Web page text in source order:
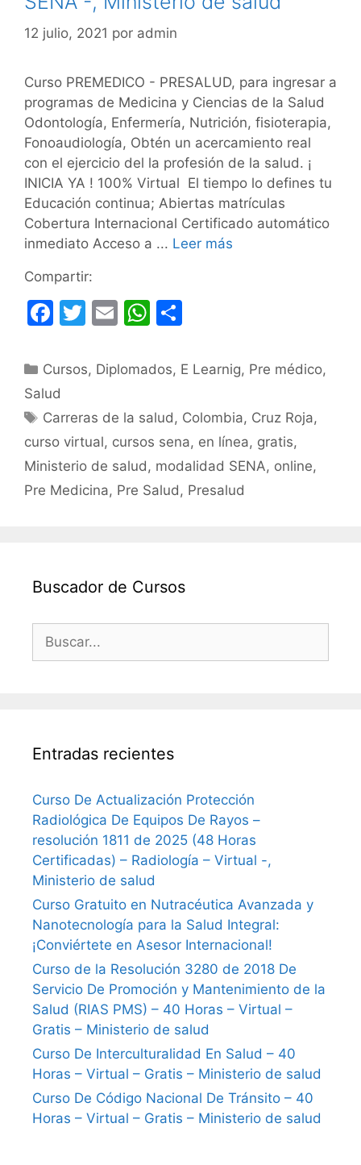
12 julio, 2021 por admin
Curso PREMEDICO - PRESALUD, para ingresar a
programas de Medicina y Ciencias de la Salud
Odontología, Enfermería, Nutrición, fisioterapia,
Fonoaudiología, Obtén un acercamiento real
con el ejercicio del la profesión de la salud. ¡
INICIA YA ! 100% Virtual El tiempo lo defines tu
Educación continua; Abiertas matrículas
Cobertura Internacional Certificado automático
inmediato Acceso a ... Leer más
Compartir:
F
c
e
b
o
o
k
T
itt
E
ai
W
at
A
p
p
m
ar
tir
Categorías
Cursos, Diplomados, E Learnig, Pre médico,
Salud
Etiquetas
Carreras de la salud , Colombia, Cruz Roja,
curso virtual, cursos sena, en línea, gratis,
Ministerio de salud , modalidad SENA, online,
Pre Medicina, Pre Salud , Presalud
Buscador de Cursos
Entradas recientes
Curso De Actualización Protección
Radiológica De Equipos De Rayos –
resolución 1811 de 2025 (48 Horas
Certificadas) – Radiología – Virtual -,
Ministerio de salud
Curso Gratuito en Nutracéutica Avanzada y
Nanotecnología para la Salud Integral:
¡Conviértete en Asesor Internacional!
Curso de la Resolución 3280 de 2018 De
Servicio De Promoción y Mantenimiento de la
Salud (RIAS PMS) – 40 Horas – Virtual –
Gratis – Ministerio de salud
Curso De Interculturalidad En Salud – 40
Horas – Virtual – Gratis – Ministerio de salud
Curso De Código Nacional De Tránsito – 40
Horas – Virtual – Gratis – Ministerio de salud